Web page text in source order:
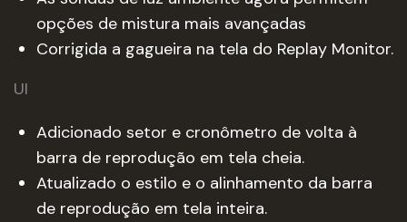
opções de mistura mais avançadas
Corrigida a gagueira na tela do Replay Monitor.
UI
Adicionado setor e cronômetro de volta à
barra de reprodução em tela cheia.
Atualizado o estilo e o alinhamento da barra
de reprodução em tela inteira.